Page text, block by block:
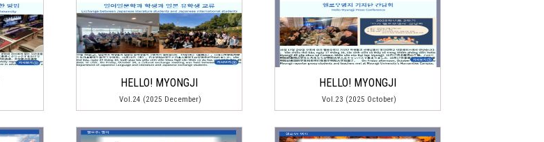
HELLO! MYONGJI
Vol.24 (2025 December)
HELLO! MYONGJI
Vol.23 (2025 October)